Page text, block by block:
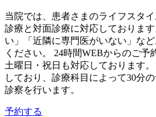
当院では、患者さまのライフスタ
診療と対面診療に対応しておりま
い」「近隣に専門医がいない」な
ください。 24時間WEBからのご予
土曜日・祝日も対応しております
しており、診療科目によって30分
診察を行います。
予約する